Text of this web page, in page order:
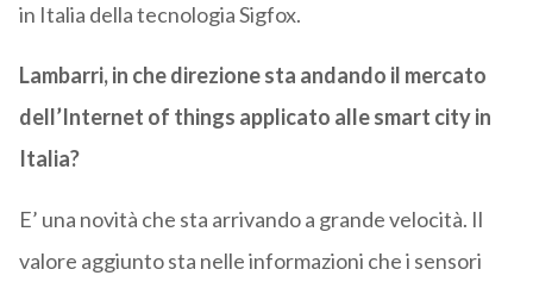
in Italia della tecnologia Sigfox.
Lambarri, in che direzione sta andando il mercato
dell’Internet of things applicato alle smart city in
Italia?
E’ una novità che sta arrivando a grande velocità. Il
valore aggiunto sta nelle informazioni che i sensori